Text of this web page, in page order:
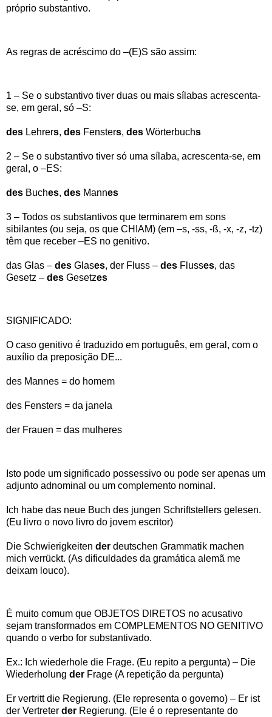
próprio substantivo.
As regras de acréscimo do –(E)S são assim:
1 – Se o substantivo tiver duas ou mais sílabas acrescenta-
se, em geral, só –S:
des Lehrers, des Fensters, des Wörterbuchs
2 – Se o substantivo tiver só uma sílaba, acrescenta-se, em
geral, o –ES:
des Buches, des Mannes
3 – Todos os substantivos que terminarem em sons
sibilantes (ou seja, os que CHIAM) (em –s, -ss, -ß, -x, -z, -tz)
têm que receber –ES no genitivo.
das Glas – des Glases, der Fluss – des Flusses, das
Gesetz – des Gesetzes
SIGNIFICADO:
O caso genitivo é traduzido em português, em geral, com o
auxílio da preposição DE...
des Mannes = do homem
des Fensters = da janela
der Frauen = das mulheres
Isto pode um significado possessivo ou pode ser apenas um
adjunto adnominal ou um complemento nominal.
Ich habe das neue Buch des jungen Schriftstellers gelesen.
(Eu livro o novo livro do jovem escritor)
Die Schwierigkeiten der deutschen Grammatik machen
mich verrückt. (As dificuldades da gramática alemã me
deixam louco).
É muito comum que OBJETOS DIRETOS no acusativo
sejam transformados em COMPLEMENTOS NO GENITIVO
quando o verbo for substantivado.
Ex.: Ich wiederhole die Frage. (Eu repito a pergunta) – Die
Wiederholung der Frage (A repetição da pergunta)
Er vertritt die Regierung. (Ele representa o governo) – Er ist
der Vertreter der Regierung. (Ele é o representante do